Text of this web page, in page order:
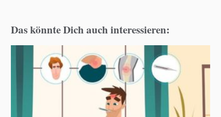
Das könnte Dich auch interessieren: